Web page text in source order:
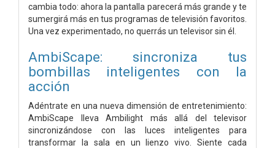
cambia todo: ahora la pantalla parecerá más grande y te
sumergirá más en tus programas de televisión favoritos.
Una vez experimentado, no querrás un televisor sin él.
AmbiScape: sincroniza tus
bombillas inteligentes con la
acción
Adéntrate en una nueva dimensión de entretenimiento:
AmbiScape lleva Ambilight más allá del televisor
sincronizándose con las luces inteligentes para
transformar la sala en un lienzo vivo. Siente cada